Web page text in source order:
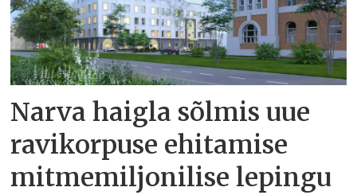
Narva haigla sõlmis uue
ravikorpuse ehitamise
mitmemiljonilise lepingu